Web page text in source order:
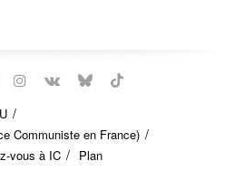
Communiste en France)
vous à IC Plan